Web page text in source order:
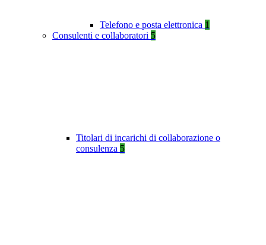
Telefono e posta elettronica 1
Consulenti e collaboratori 5
Titolari di incarichi di collaborazione o
consulenza 5